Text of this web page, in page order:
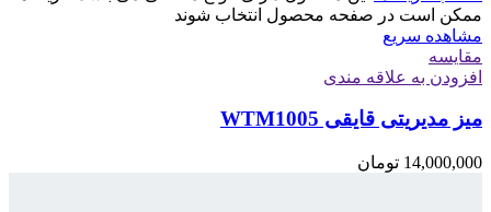
ممکن است در صفحه محصول انتخاب شوند
مشاهده سریع
مقایسه
افزودن به علاقه مندی
میز مدیریتی قایقی WTM1005
14,000,000 تومان